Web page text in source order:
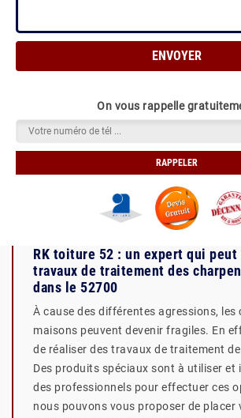
On vous rappelle
RK toiture 52 : un expert qui
travaux de traitement des
dans le 52700
À cause des différentes agressions, les
maisons peuvent devenir fragiles. En
de réaliser des travaux de traitement
Des produits spéciaux sont à utiliser
des professionnels pour effectuer ces
nous pouvons vous proposer de placer